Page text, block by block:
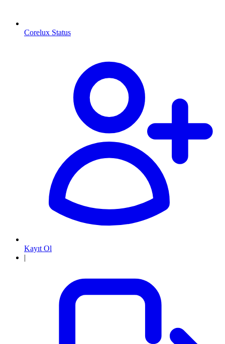
Corelux Status
Kayıt Ol
|